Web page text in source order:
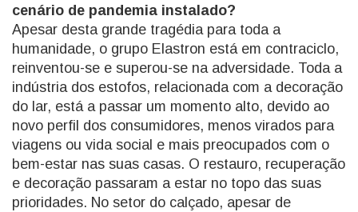
cenário de pandemia instalado?
Apesar desta grande tragédia para toda a
humanidade, o grupo Elastron está em contraciclo,
reinventou-se e superou-se na adversidade. Toda a
indústria dos estofos, relacionada com a decoração
do lar, está a passar um momento alto, devido ao
novo perfil dos consumidores, menos virados para
viagens ou vida social e mais preocupados com o
bem-estar nas suas casas. O restauro, recuperação
e decoração passaram a estar no topo das suas
prioridades. No setor do calçado, apesar de